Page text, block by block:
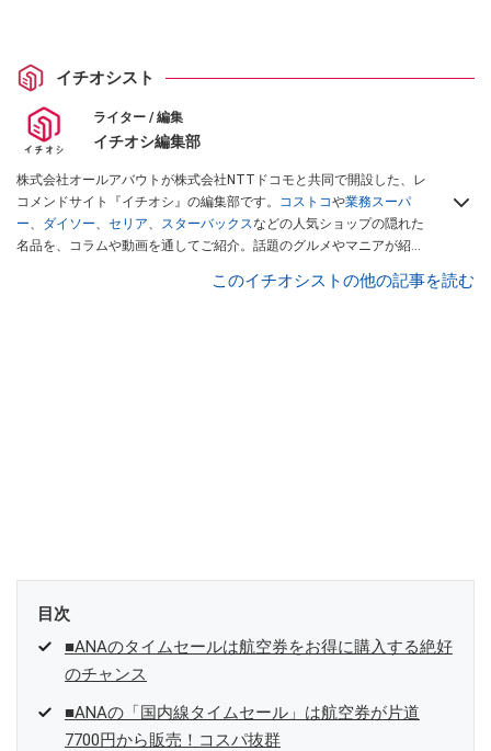
イチオシスト
ライター / 編集
イチオシ編集部
株式会社オールアバウトが株式会社NTTドコモと共同で開設した、レ
コメンドサイト『イチオシ』の編集部です。 コストコや業務スーパ
ー、 ダイソー、 セリア、 スターバックスなどの人気ショップの隠れた
名品を、コラムや動画を通してご紹介。話題のグルメやマニアが紹介
インフルエンサーが実際に使用してレビューしています。毎日トレン
このイチオシストの他の記事を読む
目次
■ANAのタイムセールは航空券をお得に購入する絶好
のチャンス
■ANAの「国内線タイムセール」は航空券が片道
7700円から販売！コスパ抜群